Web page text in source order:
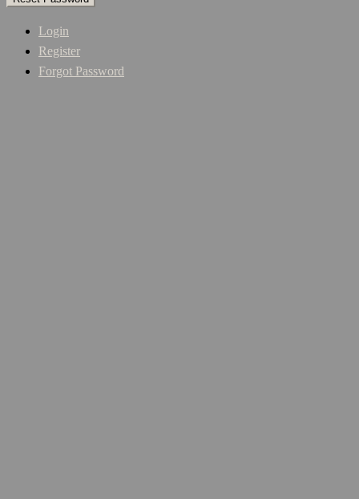
Login
Register
Forgot Password